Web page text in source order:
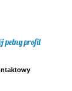
pełny profil